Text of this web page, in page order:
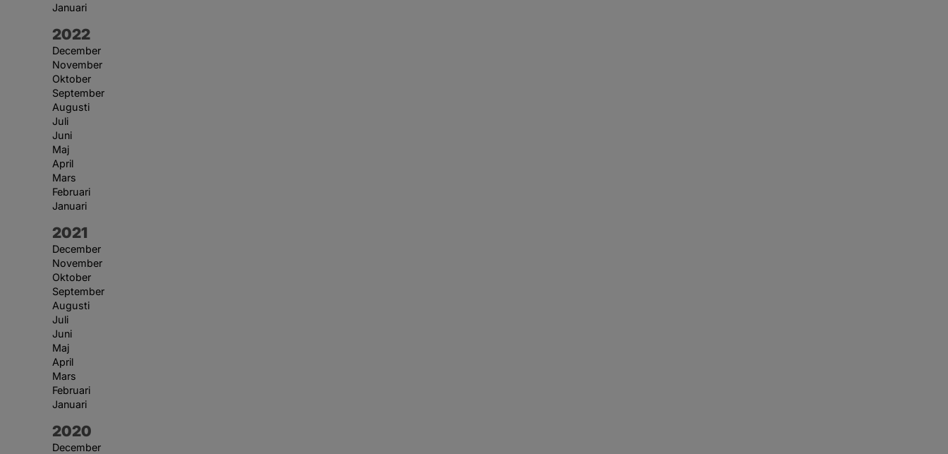
Januari
År:
2022
December
November
Oktober
September
Augusti
Juli
Juni
Maj
April
Mars
Februari
Januari
År:
2021
December
November
Oktober
September
Augusti
Juli
Juni
Maj
April
Mars
Februari
Januari
År:
2020
December